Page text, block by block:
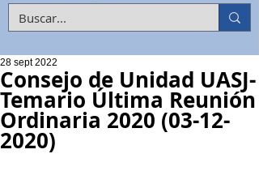
Consejo de Unidad UASJ-
Temario Última Reunión
Ordinaria 2020 (03-12-
2020)
28 sept 2022